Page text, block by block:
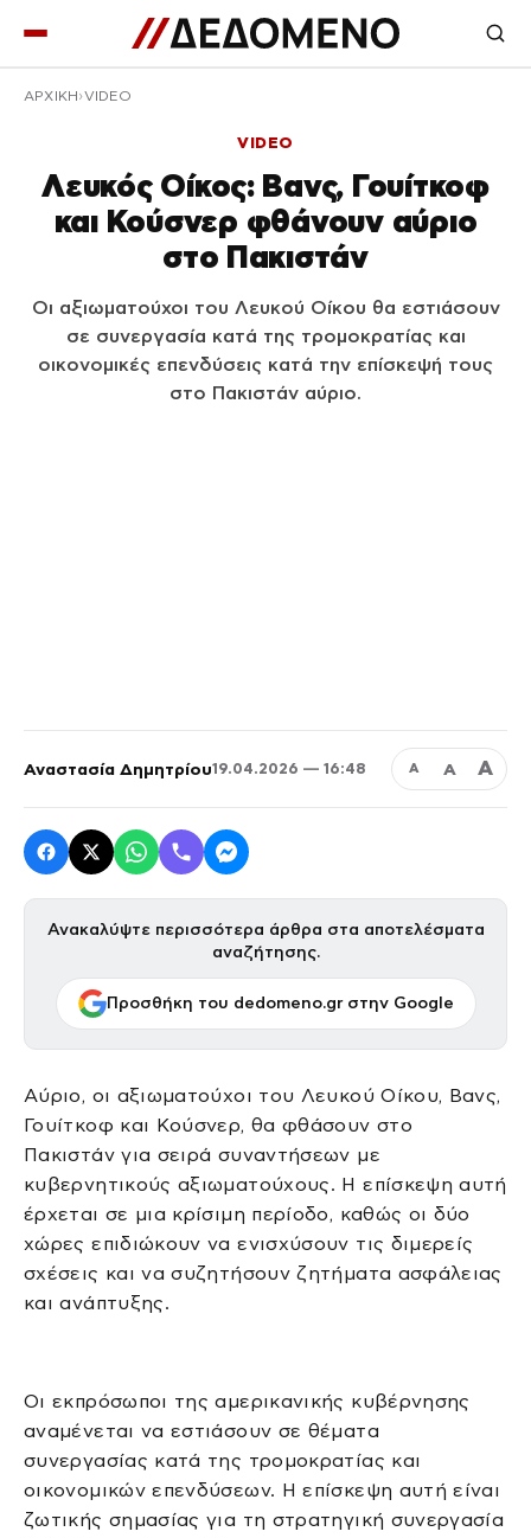
ΑΡΧΙΚΉ VIDEO
VIDEO
Λευκός Οίκος: Βανς, Γουίτκοφ
και Κούσνερ φθάνουν αύριο
στο Πακιστάν
Οι αξιωματούχοι του Λευκού Οίκου θα εστιάσουν
σε συνεργασία κατά της τρομοκρατίας και
οικονομικές επενδύσεις κατά την επίσκεψή τους
στο Πακιστάν αύριο.
Αναστασία Δημητρίου19.04.2026 — 16:48 Α Α Α
Ανακαλύψτε περισσότερα άρθρα στα αποτελέσματα
αναζήτησης.
Προσθήκη του dedomeno.gr στην Google
Αύριο, οι αξιωματούχοι του Λευκού Οίκου, Βανς,
Γουίτκοφ και Κούσνερ, θα φθάσουν στο
Πακιστάν για σειρά συναντήσεων με
κυβερνητικούς αξιωματούχους. Η επίσκεψη αυτή
έρχεται σε μια κρίσιμη περίοδο, καθώς οι δύο
χώρες επιδιώκουν να ενισχύσουν τις διμερείς
σχέσεις και να συζητήσουν ζητήματα ασφάλειας
και ανάπτυξης.
Οι εκπρόσωποι της αμερικανικής κυβέρνησης
αναμένεται να εστιάσουν σε θέματα
συνεργασίας κατά της τρομοκρατίας και
οικονομικών επενδύσεων. Η επίσκεψη αυτή είναι
ζωτικής σημασίας για τη στρατηγική συνεργασία